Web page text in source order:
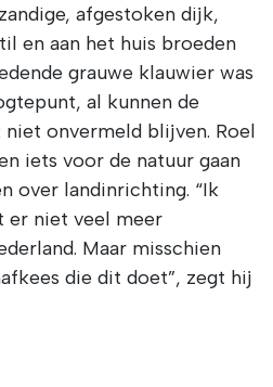
afgestoken dijk,
en aan het huis broeden
grauwe klauwier was
al kunnen de
onvermeld blijven. Roel
iets voor de natuur gaan
over landinrichting. “Ik
er niet veel meer
Maar misschien
die dit doet”, zegt hij